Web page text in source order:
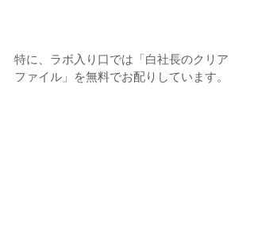
特に、ラボ入り口では「白社長のクリア
ファイル」を無料でお配りしています。